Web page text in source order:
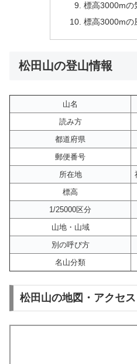
標高3000mの
標高3000mの
松田山の登山情報
山名
読み方
都道府県
郵便番号
所在地
標高
1/25000区分
山地・山域
別の呼び方
名山分類
松田山の地図・アクセス